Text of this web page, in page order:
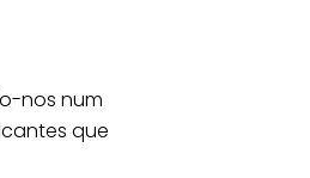
nos num
que